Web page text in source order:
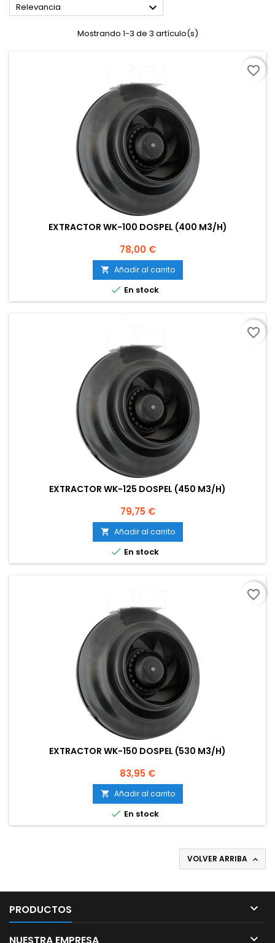
Relevancia 
Mostrando 1-3 de 3 artículo(s)
EXTRACTOR WK-100 DOSPEL (400 M3/H)
Precio
78,00 €
 Añadir al carrito
 En stock
favorite_border
EXTRACTOR WK-125 DOSPEL (450 M3/H)
Precio
79,75 €
 Añadir al carrito
 En stock
favorite_border
EXTRACTOR WK-150 DOSPEL (530 M3/H)
Precio
83,95 €
 Añadir al carrito
 En stock
favorite_border
VOLVER ARRIBA 
PRODUCTOS 
